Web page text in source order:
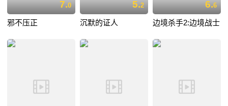
7.0
邪不压正
5.2
沉默的证人
6.6
边境杀手2:边境战士